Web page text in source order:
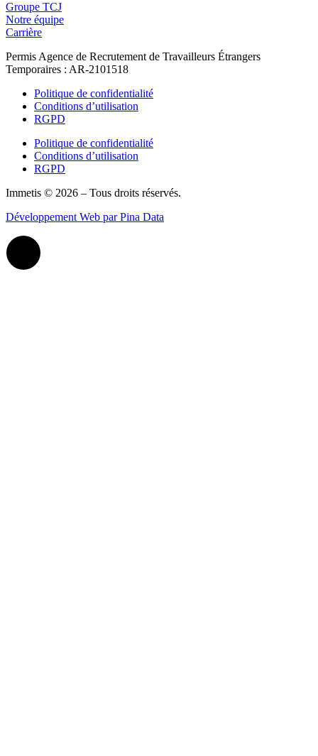
Groupe TCJ
Notre équipe
Carrière
Permis Agence de Recrutement de Travailleurs Étrangers
Temporaires : AR-2101518
Politique de confidentialité
Conditions d’utilisation
RGPD
Politique de confidentialité
Conditions d’utilisation
RGPD
Immetis © 2026 – Tous droits réservés.
Développement Web par Pina Data